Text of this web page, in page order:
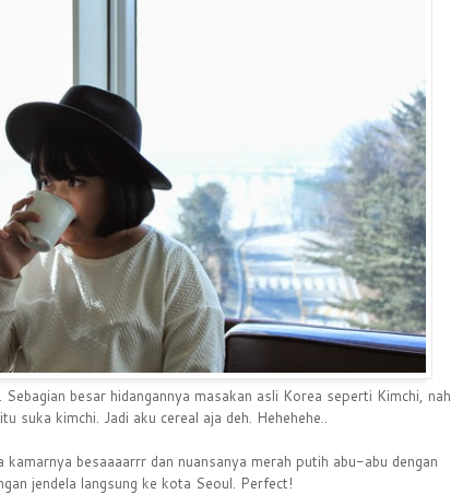
besar hidangannya masakan asli Korea seperti Kimchi, nah
suka kimchi. Jadi aku cereal aja deh. Hehehehe..
besaaaarrr dan nuansanya merah putih abu-abu dengan
jendela langsung ke kota Seoul. Perfect!